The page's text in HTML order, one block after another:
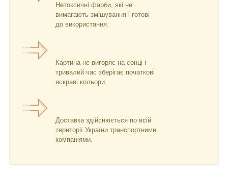
Нетоксичні фарби, які не
вимагають змішування і готові
до використання.
Картина не вигоряє на сонці і
тривалий час зберігає початкові
яскраві кольори.
Доставка здійснюється по всій
території України транспортними
компаніями.